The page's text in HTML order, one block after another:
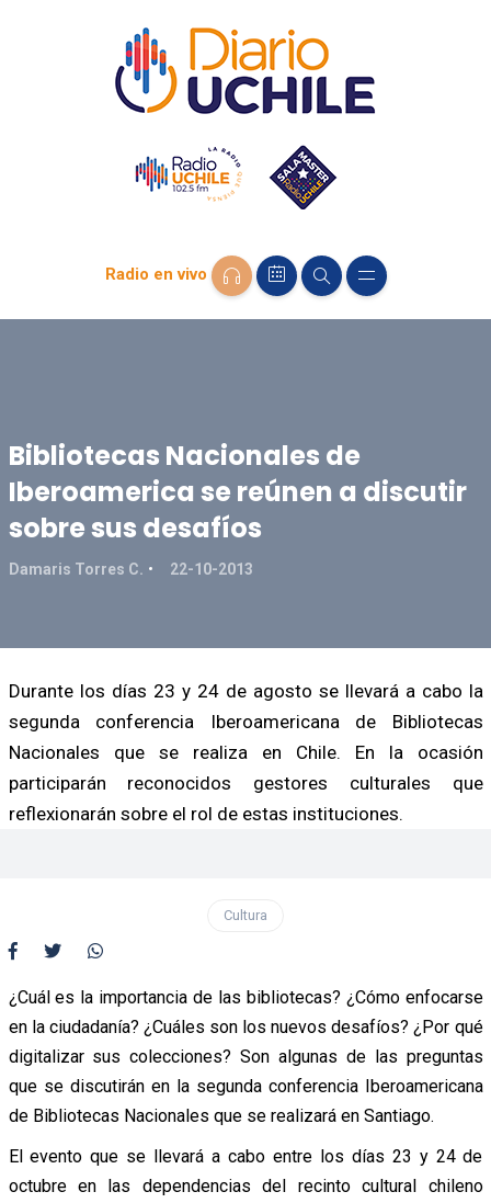
Radio en vivo
Bibliotecas Nacionales de
Iberoamerica se reúnen a discutir
sobre sus desafíos
Damaris Torres C. 22-10-2013
Durante los días 23 y 24 de agosto se llevará a cabo la
segunda conferencia Iberoamericana de Bibliotecas
Nacionales que se realiza en Chile. En la ocasión
participarán reconocidos gestores culturales que
reflexionarán sobre el rol de estas instituciones.
Cultura
¿Cuál es la importancia de las bibliotecas? ¿Cómo enfocarse
en la ciudadanía? ¿Cuáles son los nuevos desafíos? ¿Por qué
digitalizar sus colecciones? Son algunas de las preguntas
que se discutirán en la segunda conferencia Iberoamericana
de Bibliotecas Nacionales que se realizará en Santiago.
El evento que se llevará a cabo entre los días 23 y 24 de
octubre en las dependencias del recinto cultural chileno